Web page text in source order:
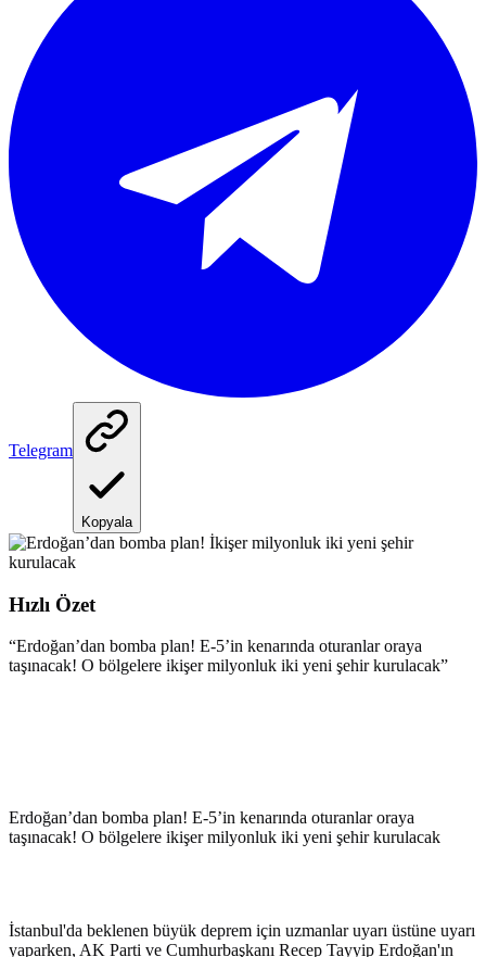
Telegram
Kopyala
Hızlı Özet
“Erdoğan’dan bomba plan! E-5’in kenarında oturanlar oraya
taşınacak! O bölgelere ikişer milyonluk iki yeni şehir kurulacak”
Erdoğan’dan bomba plan! E-5’in kenarında oturanlar oraya
taşınacak! O bölgelere ikişer milyonluk iki yeni şehir kurulacak
İstanbul'da beklenen büyük deprem için uzmanlar uyarı üstüne uyarı
yaparken, AK Parti ve Cumhurbaşkanı Recep Tayyip Erdoğan'ın